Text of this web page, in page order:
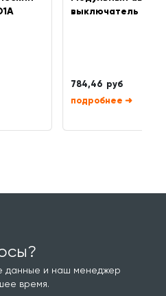
выключатель BKN
784,46 руб
➜
данные и наш менеджер
время.